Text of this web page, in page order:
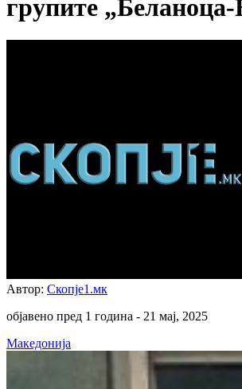
групите
Автор: Скопје1.мк
објавено пред 1 година - 21 мај, 2025
Македонија